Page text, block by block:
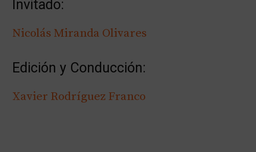
Invitado:
Nicolás Miranda Olivares
Edición y Conducción:
Xavier Rodríguez Franco